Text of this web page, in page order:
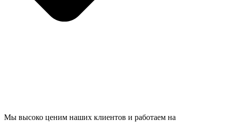
Мы высоко ценим наших клиентов и работаем на